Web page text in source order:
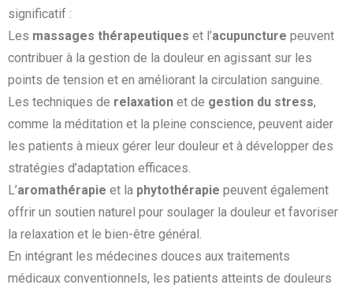
significatif :
Les massages thérapeutiques et l’acupuncture peuvent
contribuer à la gestion de la douleur en agissant sur les
points de tension et en améliorant la circulation sanguine.
Les techniques de relaxation et de gestion du stress,
comme la méditation et la pleine conscience, peuvent aider
les patients à mieux gérer leur douleur et à développer des
stratégies d’adaptation efficaces.
L’aromathérapie et la phytothérapie peuvent également
offrir un soutien naturel pour soulager la douleur et favoriser
la relaxation et le bien-être général.
En intégrant les médecines douces aux traitements
médicaux conventionnels, les patients atteints de douleurs